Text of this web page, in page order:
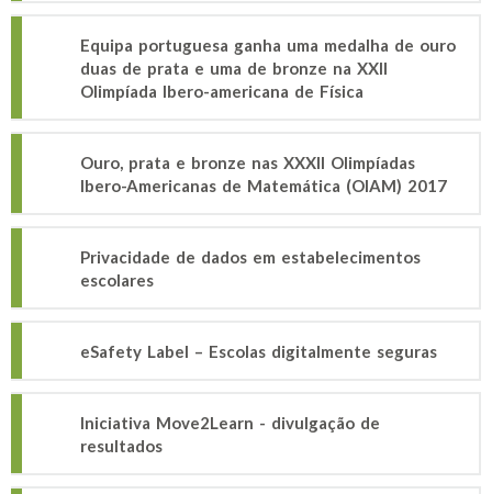
Equipa portuguesa ganha uma medalha de ouro
duas de prata e uma de bronze na XXII
Olimpíada Ibero-americana de Física
Ouro, prata e bronze nas XXXII Olimpíadas
Ibero-Americanas de Matemática (OIAM) 2017
Privacidade de dados em estabelecimentos
escolares
eSafety Label – Escolas digitalmente seguras
Iniciativa Move2Learn - divulgação de
resultados